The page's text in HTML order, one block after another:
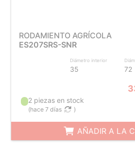
RODAMIENTO AGRÍCOLA
ES207SRS-SNR
Diámetro interior
35 72
2 piezas en stock
(hace 7 días )
AÑADIR A LA